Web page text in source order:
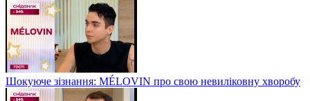
Шокуюче зізнання: MÉLOVIN про свою невиліковну хворобу